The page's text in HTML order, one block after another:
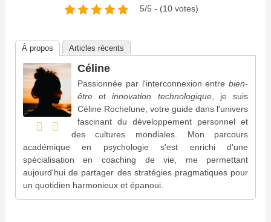
5/5 - (10 votes)
À propos Articles récents
Céline
Passionnée par l'interconnexion entrebien-
êtreetinnovation technologique, je suis
Céline Rochelune, votre guide dans l'univers
fascinant du développement personnel et
des cultures mondiales. Mon parcours
académique en psychologie s'est enrichi d'une
spécialisation en coaching de vie, me permettant
aujourd'hui de partager des stratégies pragmatiques pour
un quotidien harmonieux et épanoui.